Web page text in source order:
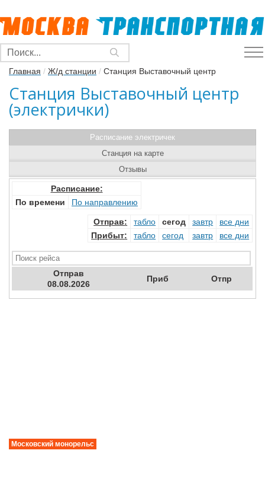
Главная / Ж/д станции / Станция Выставочный центр
Станция Выставочный центр
(электрички)
Расписание электричек
Расписание:
По времени
По направлению
Отправ: табло сегод завтр
все дни
Прибыт: табло сегод завтр все дни
Отправ
08.08.2026
Приб Отпр
Станция на карте
Отзывы
Московский монорельс